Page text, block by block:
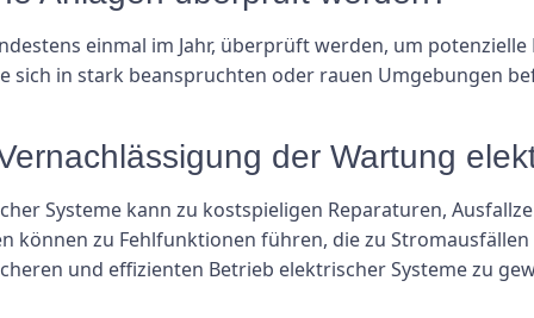
einmal im Jahr, überprüft werden, um
sich in stark beanspruchten oder rauen Umgebungen
der Wartung
Systeme kann zu kostspieligen Reparaturen,
können zu Fehlfunktionen führen, die zu
und effizienten Betrieb elektrischer Systeme zu